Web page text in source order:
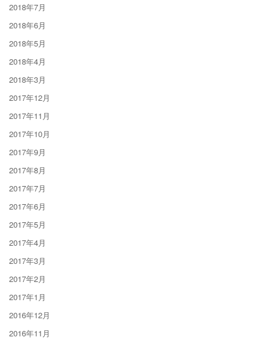
2018年7月
2018年6月
2018年5月
2018年4月
2018年3月
2017年12月
2017年11月
2017年10月
2017年9月
2017年8月
2017年7月
2017年6月
2017年5月
2017年4月
2017年3月
2017年2月
2017年1月
2016年12月
2016年11月